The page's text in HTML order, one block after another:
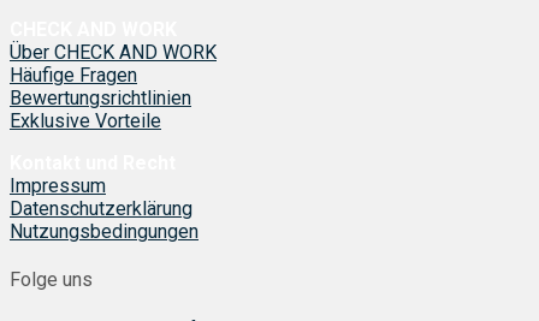
Über CHECK AND WORK
Häufige Fragen
Bewertungsrichtlinien
Exklusive Vorteile
Impressum
Datenschutzerklärung
Nutzungsbedingungen
Folge uns